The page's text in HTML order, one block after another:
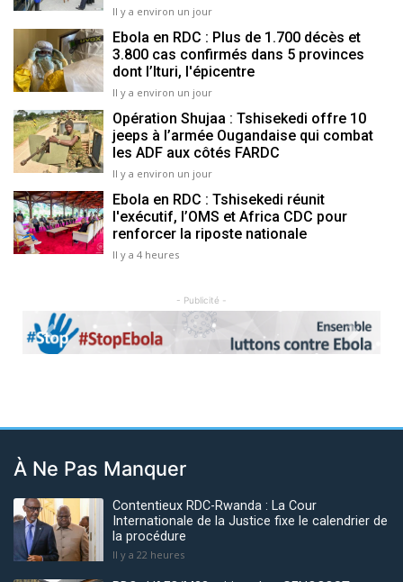
Il y a environ un jour
Ebola en RDC : Plus de 1.700 décès et
3.800 cas confirmés dans 5 provinces
dont l’Ituri, l'épicentre
Il y a environ un jour
Opération Shujaa : Tshisekedi offre 10
jeeps à l’armée Ougandaise qui combat
les ADF aux côtés FARDC
Il y a environ un jour
Ebola en RDC : Tshisekedi réunit
l'exécutif, l’OMS et Africa CDC pour
renforcer la riposte nationale
Il y a 4 heures
- Publicité -
Previous Next
À Ne Pas Manquer
Contentieux RDC-Rwanda : La Cour
Internationale de la Justice fixe le calendrier de
la procédure
Il y a 22 heures